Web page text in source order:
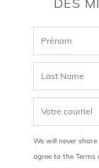
We will never
agree to the Terms